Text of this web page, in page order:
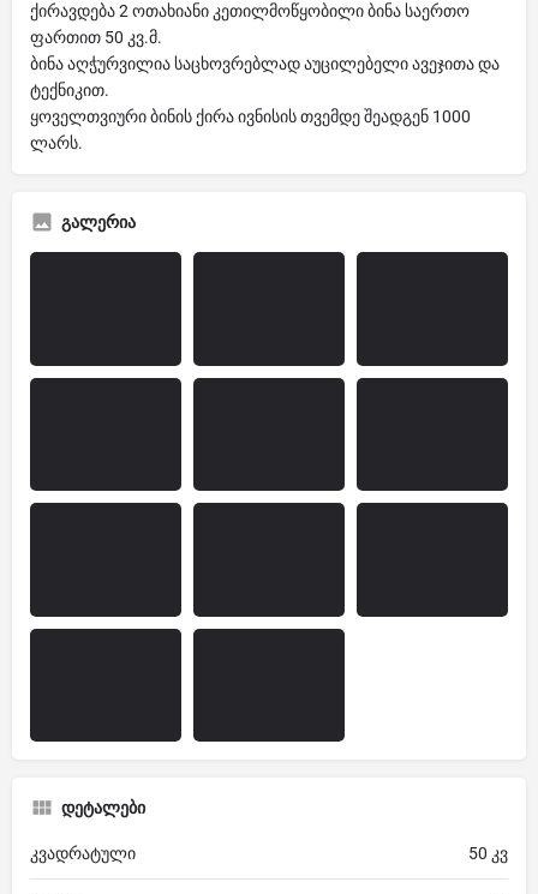
ქირავდება 2 ოთახიანი კეთილმოწყობილი ბინა საერთო
ფართით 50 კვ.მ.
ბინა აღჭურვილია საცხოვრებლად აუცილებელი ავეჯითა და
ტექნიკით.
ყოველთვიური ბინის ქირა ივნისის თვემდე შეადგენ 1000
ლარს.
გალერია
დეტალები
კვადრატული 50 კვ